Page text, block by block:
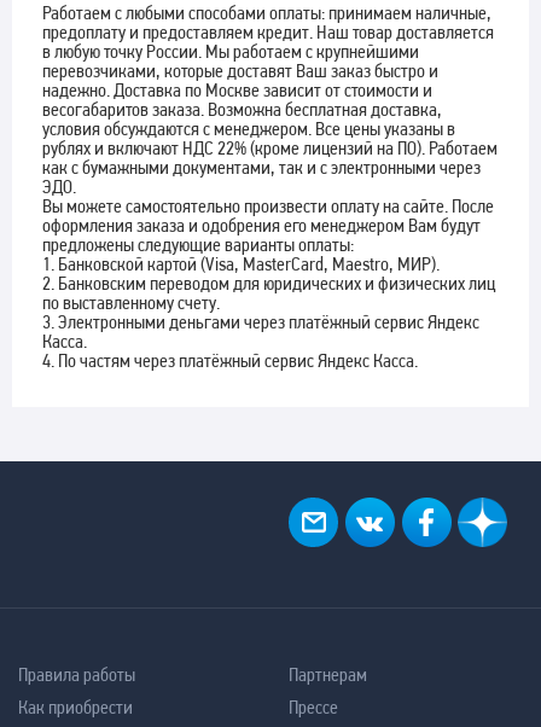
Работаем с любыми способами оплаты: принимаем наличные,
предоплату и предоставляем кредит. Наш товар доставляется
в любую точку России. Мы работаем с крупнейшими
перевозчиками, которые доставят Ваш заказ быстро и
надежно. Доставка по Москве зависит от стоимости и
весогабаритов заказа. Возможна бесплатная доставка,
условия обсуждаются с менеджером. Все цены указаны в
рублях и включают НДС 22% (кроме лицензий на ПО). Работаем
как с бумажными документами, так и с электронными через
ЭДО.
Вы можете самостоятельно произвести оплату на сайте. После
оформления заказа и одобрения его менеджером Вам будут
предложены следующие варианты оплаты:
1. Банковской картой (Visa, MasterCard, Maestro, МИР).
2. Банковским переводом для юридических и физических лиц
по выставленному счету.
3. Электронными деньгами через платёжный сервис Яндекс
Касса.
4. По частям через платёжный сервис Яндекс Касса.
Правила работы
Как приобрести
Партнерам
Прессе